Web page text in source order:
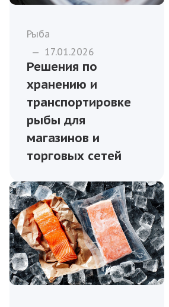
Рыба
— 17.01.2026
Решения по
хранению и
транспортировке
рыбы для
магазинов и
торговых сетей